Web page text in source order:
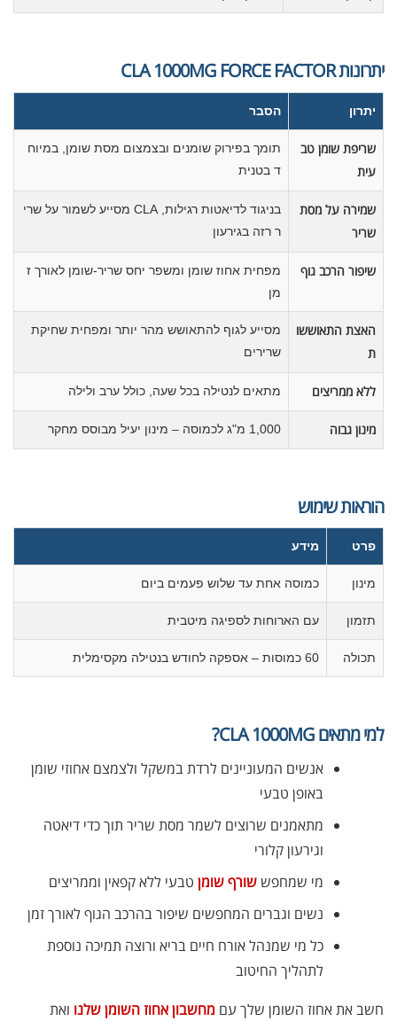
יתרונות CLA 1000MG FORCE FACTOR
יתרון הסבר
שריפת שומן טב
עית
תומך בפירוק שומנים ובצמצום מסת שומן, במיוח
ד בטנית
שמירה על מסת
שריר
בניגוד לדיאטות רגילות, CLA מסייע לשמור על שרי
ר רזה בגירעון
שיפור הרכב גוף
מפחית אחוז שומן ומשפר יחס שריר-שומן לאורך ז
מן
האצת התאוששו
ת
מסייע לגוף להתאושש מהר יותר ומפחית שחיקת
שרירים
ללא ממריצים מתאים לנטילה בכל שעה, כולל ערב ולילה
מינון גבוה 1,000 מ"ג לכמוסה – מינון יעיל מבוסס מחקר
הוראות שימוש
פרט מידע
מינון כמוסה אחת עד שלוש פעמים ביום
תזמון עם הארוחות לספיגה מיטבית
תכולה 60 כמוסות – אספקה לחודש בנטילה מקסימלית
למי מתאים CLA 1000MG?
אנשים המעוניינים לרדת במשקל ולצמצם אחוזי שומן
באופן טבעי
מתאמנים שרוצים לשמר מסת שריר תוך כדי דיאטה
וגירעון קלורי
מי שמחפששורף שומן טבעי ללא קפאין וממריצים
נשים וגברים המחפשים שיפור בהרכב הגוף לאורך זמן
כל מי שמנהל אורח חיים בריא ורוצה תמיכה נוספת
לתהליך החיטוב
חשב את אחוז השומן שלך עם מחשבון אחוז השומן שלנו ואת